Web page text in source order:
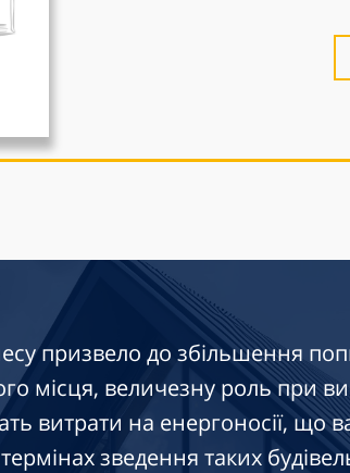
призвело до збільшення
місця, величезну роль при
витрати на енергоносії, що
зведення таких